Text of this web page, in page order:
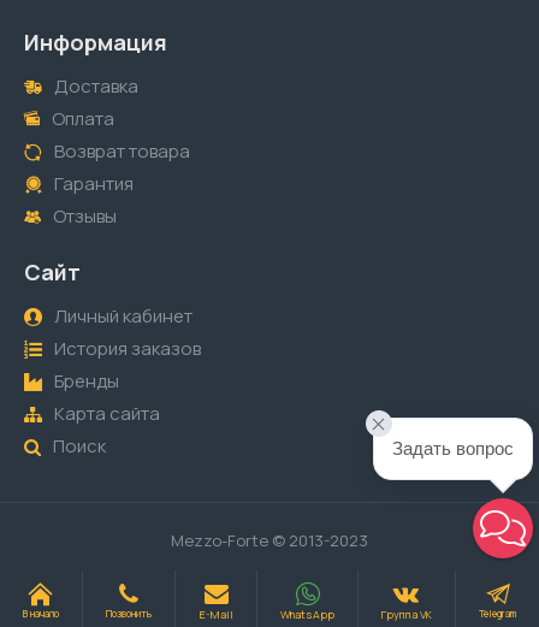
Информация
Доставка
Оплата
Возврат товара
Гарантия
Отзывы
Сайт
Личный кабинет
История заказов
Бренды
Карта сайта
Поиск
Mezzo-Forte © 2013-2023
В начало Позвонить E-Mail WhatsApp Группа VK Telegram
Задать вопрос